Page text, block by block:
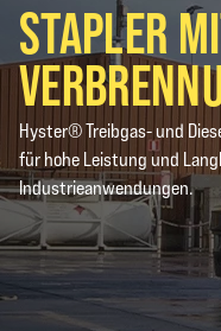
STAPLER
Hyster® Treibgas- und
für hohe Leistung und
Industrieanwendungen.